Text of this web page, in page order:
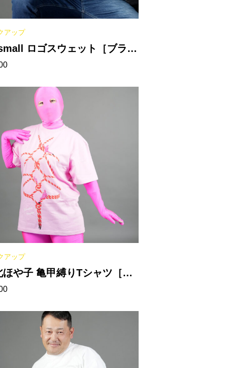
アップ
ロゴスウェット［ブラッ
アップ
ほや子 亀甲縛りTシャツ［ラ
ンク］